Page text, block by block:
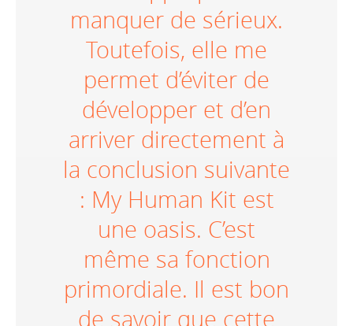
manquer de sérieux.
Toutefois, elle me
permet d’éviter de
développer et d’en
arriver directement à
la conclusion suivante
: My Human Kit est
une oasis. C’est
même sa fonction
primordiale. Il est bon
de savoir que cette